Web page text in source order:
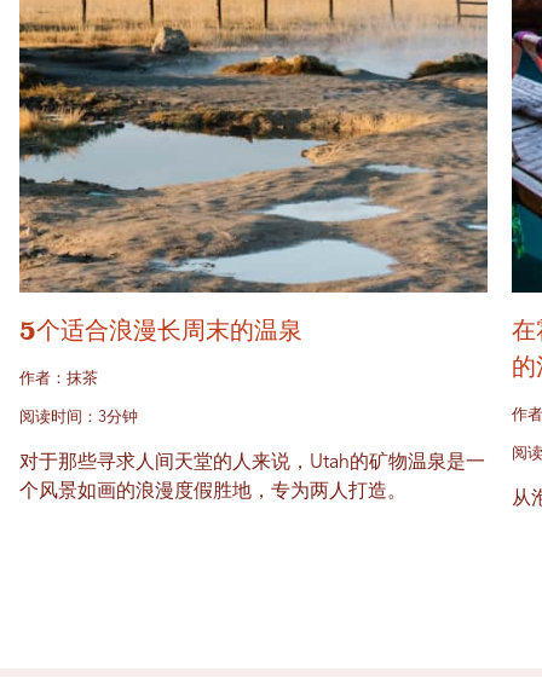
5个适合浪漫长周末的温泉
作者：抹茶
阅读时间：3分钟
对于那些寻求人间天堂的人来说，Utah的矿物温泉是一
个风景如画的浪漫度假胜地，专为两人打造。
在
作
阅
从